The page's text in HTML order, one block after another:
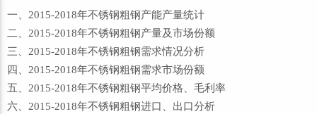
一、2015-2018年不锈钢粗钢产能产量统计
二、2015-2018年不锈钢粗钢产量及市场份额
三、2015-2018年不锈钢粗钢需求情况分析
四、2015-2018年不锈钢粗钢需求市场份额
五、2015-2018年不锈钢粗钢平均价格、毛利率
六、2015-2018年不锈钢粗钢进口、出口分析